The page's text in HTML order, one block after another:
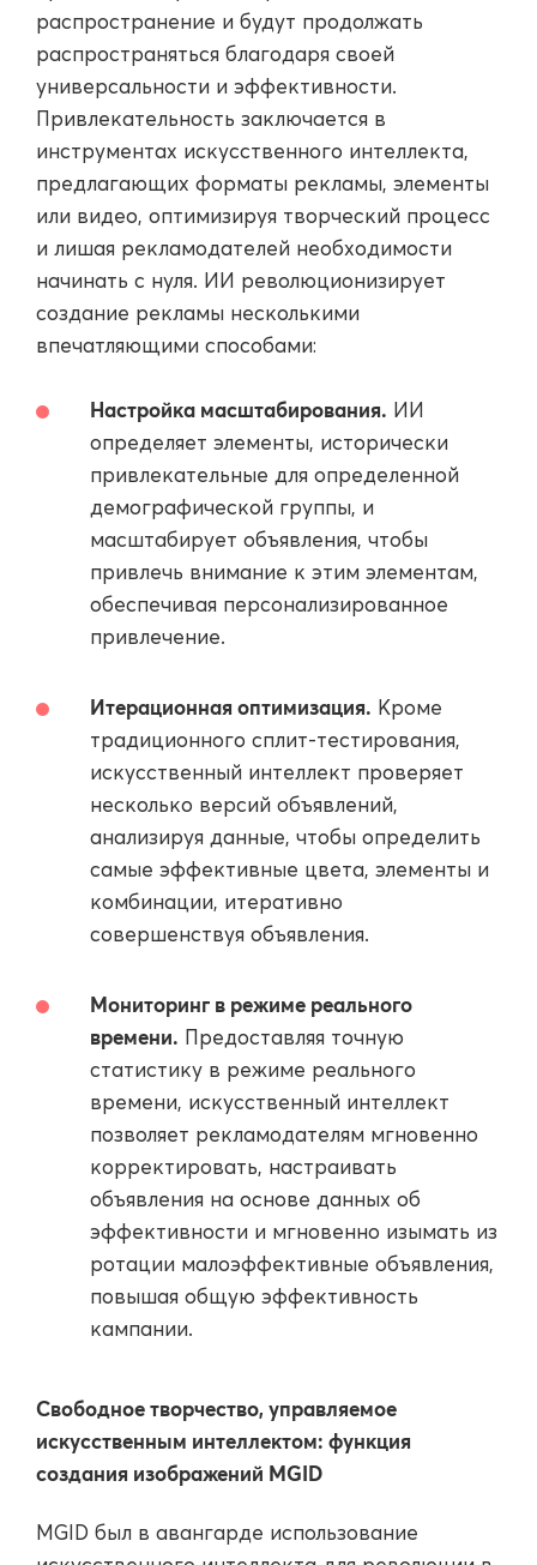
распространение и будут продолжать
распространяться благодаря своей
универсальности и эффективности.
Привлекательность заключается в
инструментах искусственного интеллекта,
предлагающих форматы рекламы, элементы
или видео, оптимизируя творческий процесс
и лишая рекламодателей необходимости
начинать с нуля. ИИ революционизирует
создание рекламы несколькими
впечатляющими способами:
Настройка масштабирования. ИИ
определяет элементы, исторически
привлекательные для определенной
демографической группы, и
масштабирует объявления, чтобы
привлечь внимание к этим элементам,
обеспечивая персонализированное
привлечение.
Итерационная оптимизация. Кроме
традиционного сплит-тестирования,
искусственный интеллект проверяет
несколько версий объявлений,
анализируя данные, чтобы определить
самые эффективные цвета, элементы и
комбинации, итеративно
совершенствуя объявления.
Мониторинг в режиме реального
времени. Предоставляя точную
статистику в режиме реального
времени, искусственный интеллект
позволяет рекламодателям мгновенно
корректировать, настраивать
объявления на основе данных об
эффективности и мгновенно изымать из
ротации малоэффективные объявления,
повышая общую эффективность
кампании.
Свободное творчество, управляемое
искусственным интеллектом: функция
создания изображений MGID
MGID был в авангарде использование